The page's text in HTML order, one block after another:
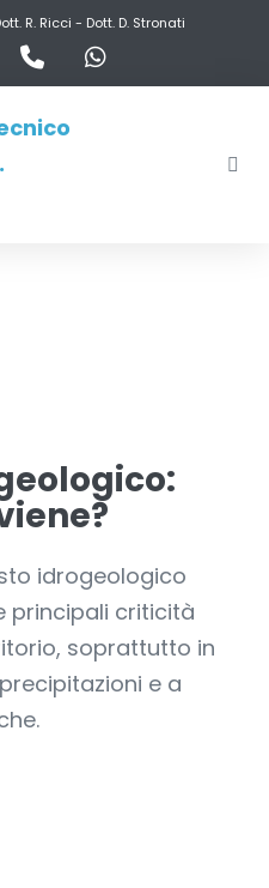
R. Ricci - Dott. D. Stronati
idrogeologico
principali criticità
soprattutto in
e a